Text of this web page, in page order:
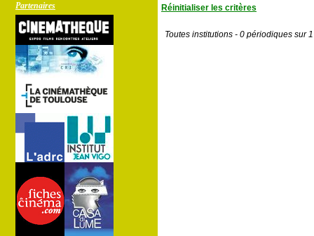
Partenaires
Réinitialiser les critères
Toutes institutions - 0 périodiques sur